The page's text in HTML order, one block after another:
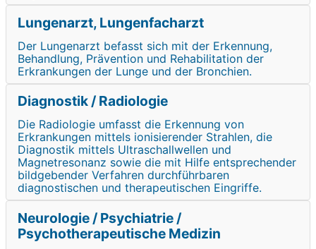
Lungenarzt, Lungenfacharzt
Der Lungenarzt befasst sich mit der Erkennung,
Behandlung, Prävention und Rehabilitation der
Erkrankungen der Lunge und der Bronchien.
Diagnostik / Radiologie
Die Radiologie umfasst die Erkennung von
Erkrankungen mittels ionisierender Strahlen, die
Diagnostik mittels Ultraschallwellen und
Magnetresonanz sowie die mit Hilfe entsprechender
bildgebender Verfahren durchführbaren
diagnostischen und therapeutischen Eingriffe.
Neurologie / Psychiatrie /
Psychotherapeutische Medizin